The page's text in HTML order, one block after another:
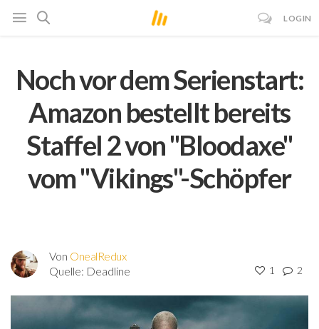
LOGIN
Noch vor dem Serienstart:
Amazon bestellt bereits
Staffel 2 von "Bloodaxe"
vom "Vikings"-Schöpfer
Von OnealRedux
Quelle: Deadline 1 2